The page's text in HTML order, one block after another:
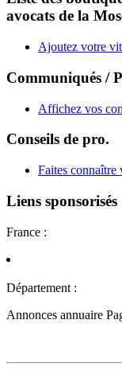
avocats de la
Ajoutez votre
Communiqués /
Affichez vos
Conseils de pro.
Faites connaître
Liens sponsorisés
France :
Département :
Annonces annuaire